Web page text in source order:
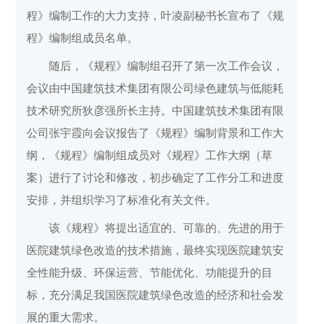
程》编制工作的大力支持，叶凌副秘书长宣布了《规
程》编制组成员名单。
随后，《规程》编制组召开了第一次工作会议，
会议由中国建筑技术集团有限公司绿色建筑与低能耗
技术研究所狄彦强所长主持。中国建筑技术集团有限
公司张宇霞向会议报告了《规程》编制背景和工作大
纲，《规程》编制组成员对《规程》工作大纲（草
案）进行了讨论和修改，初步确定了工作分工和进度
安排，并组织学习了标准化有关文件。
该《规程》将提出适宜的、可靠的、先进的用于
医院建筑绿色改造的技术措施，最终实现医院建筑安
全性能升级、环保运营、节能优化、功能提升的目
标，充分满足我国医院建筑绿色改造的经济和社会发
展的重大需求。